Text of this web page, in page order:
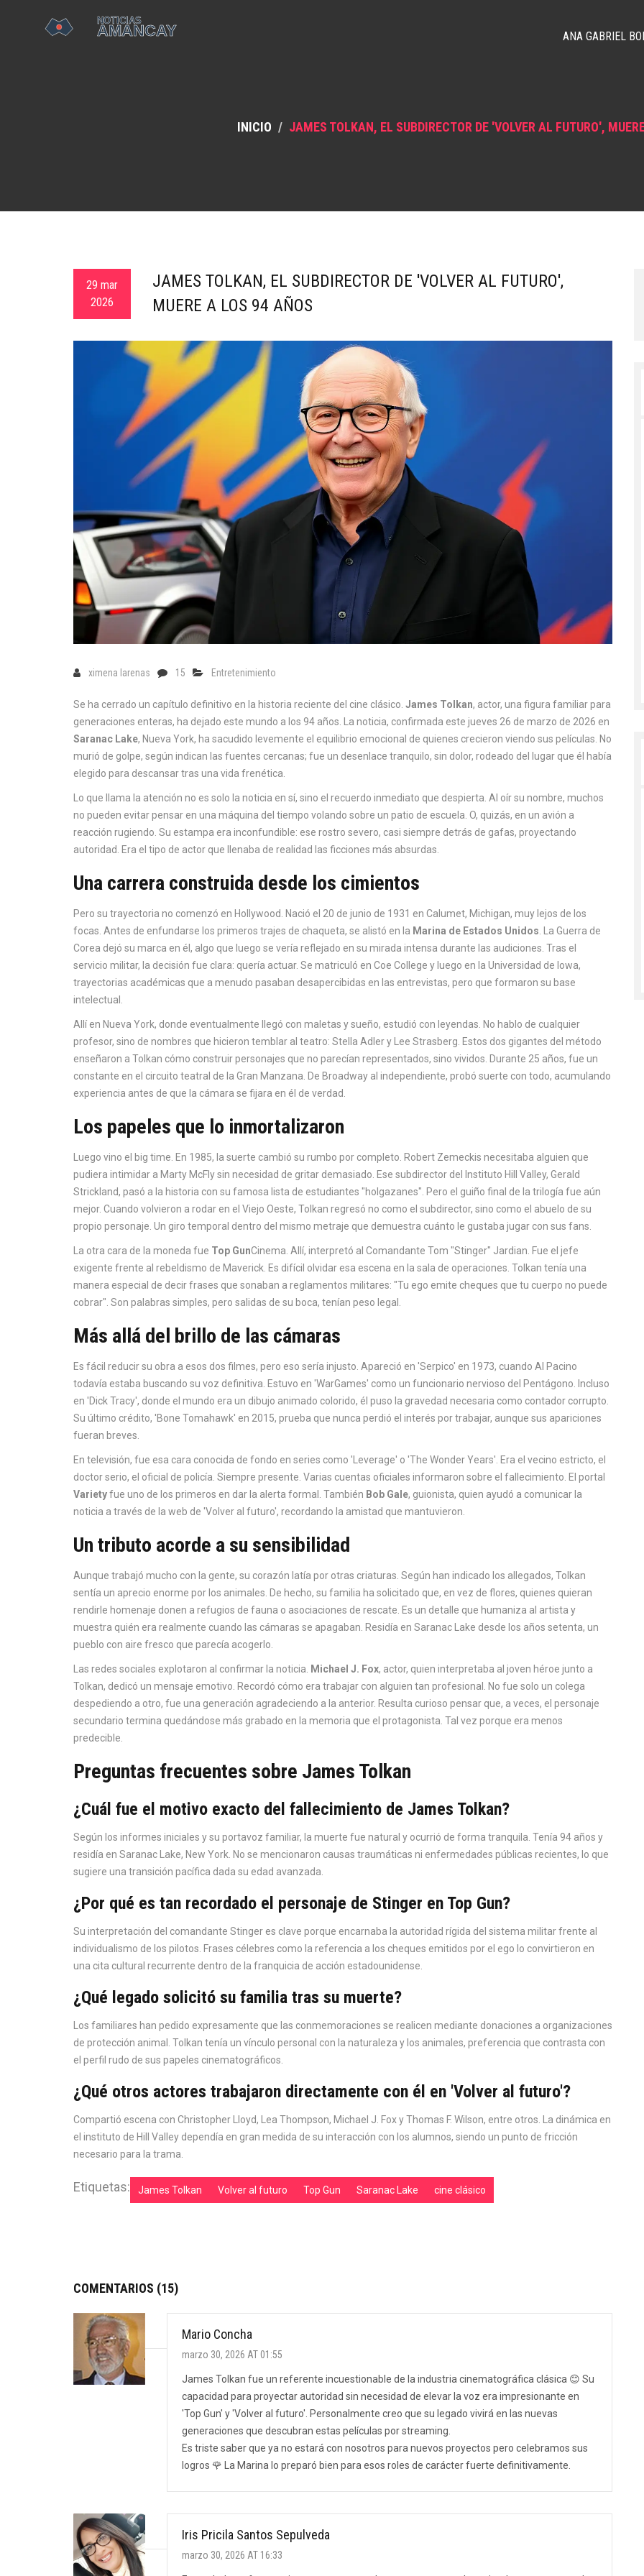
ANA GABRIEL
INICIO JAMES TOLKAN, EL SUBDIRECTOR DE 'VOLVER AL FUTURO',
29 mar
2026
JAMES TOLKAN, EL SUBDIRECTOR DE 'VOLVER AL FUTURO',
MUERE A LOS 94 AÑOS
ximena larenas 15 Entretenimiento
Se ha cerrado un capítulo definitivo en la historia reciente del cine clásico. James Tolkan, actor, una figura familiar para
generaciones enteras, ha dejado este mundo a los 94 años. La noticia, confirmada este jueves 26 de marzo de 2026 en
Saranac Lake, Nueva York, ha sacudido levemente el equilibrio emocional de quienes crecieron viendo sus películas. No
murió de golpe, según indican las fuentes cercanas; fue un desenlace tranquilo, sin dolor, rodeado del lugar que él había
elegido para descansar tras una vida frenética.
Lo que llama la atención no es solo la noticia en sí, sino el recuerdo inmediato que despierta. Al oír su nombre, muchos
no pueden evitar pensar en una máquina del tiempo volando sobre un patio de escuela. O, quizás, en un avión a
reacción rugiendo. Su estampa era inconfundible: ese rostro severo, casi siempre detrás de gafas, proyectando
autoridad. Era el tipo de actor que llenaba de realidad las ficciones más absurdas.
Una carrera construida desde los cimientos
Pero su trayectoria no comenzó en Hollywood. Nació el 20 de junio de 1931 en Calumet, Michigan, muy lejos de los
focas. Antes de enfundarse los primeros trajes de chaqueta, se alistó en la Marina de Estados Unidos . La Guerra de
Corea dejó su marca en él, algo que luego se vería reflejado en su mirada intensa durante las audiciones. Tras el
servicio militar, la decisión fue clara: quería actuar. Se matriculó en Coe College y luego en la Universidad de Iowa,
trayectorias académicas que a menudo pasaban desapercibidas en las entrevistas, pero que formaron su base
intelectual.
Allí en Nueva York, donde eventualmente llegó con maletas y sueño, estudió con leyendas. No hablo de cualquier
profesor, sino de nombres que hicieron temblar al teatro: Stella Adler y Lee Strasberg. Estos dos gigantes del método
enseñaron a Tolkan cómo construir personajes que no parecían representados, sino vividos. Durante 25 años, fue un
constante en el circuito teatral de la Gran Manzana. De Broadway al independiente, probó suerte con todo, acumulando
experiencia antes de que la cámara se fijara en él de verdad.
Los papeles que lo inmortalizaron
Luego vino el big time. En 1985, la suerte cambió su rumbo por completo. Robert Zemeckis necesitaba alguien que
pudiera intimidar a Marty McFly sin necesidad de gritar demasiado. Ese subdirector del Instituto Hill Valley, Gerald
Strickland, pasó a la historia con su famosa lista de estudiantes "holgazanes". Pero el guiño final de la trilogía fue aún
mejor. Cuando volvieron a rodar en el Viejo Oeste, Tolkan regresó no como el subdirector, sino como el abuelo de su
propio personaje. Un giro temporal dentro del mismo metraje que demuestra cuánto le gustaba jugar con sus fans.
La otra cara de la moneda fue Top GunCinema . Allí, interpretó al Comandante Tom "Stinger" Jardian. Fue el jefe
exigente frente al rebeldismo de Maverick. Es difícil olvidar esa escena en la sala de operaciones. Tolkan tenía una
manera especial de decir frases que sonaban a reglamentos militares: "Tu ego emite cheques que tu cuerpo no puede
cobrar". Son palabras simples, pero salidas de su boca, tenían peso legal.
Más allá del brillo de las cámaras
Es fácil reducir su obra a esos dos filmes, pero eso sería injusto. Apareció en 'Serpico' en 1973, cuando Al Pacino
todavía estaba buscando su voz definitiva. Estuvo en 'WarGames' como un funcionario nervioso del Pentágono. Incluso
en 'Dick Tracy', donde el mundo era un dibujo animado colorido, él puso la gravedad necesaria como contador corrupto.
Su último crédito, 'Bone Tomahawk' en 2015, prueba que nunca perdió el interés por trabajar, aunque sus apariciones
fueran breves.
En televisión, fue esa cara conocida de fondo en series como 'Leverage' o 'The Wonder Years'. Era el vecino estricto, el
doctor serio, el oficial de policía. Siempre presente. Varias cuentas oficiales informaron sobre el fallecimiento. El portal
Varietyfue uno de los primeros en dar la alerta formal. También Bob Gale, guionista, quien ayudó a comunicar la
noticia a través de la web de 'Volver al futuro', recordando la amistad que mantuvieron.
Un tributo acorde a su sensibilidad
Aunque trabajó mucho con la gente, su corazón latía por otras criaturas. Según han indicado los allegados, Tolkan
sentía un aprecio enorme por los animales. De hecho, su familia ha solicitado que, en vez de flores, quienes quieran
rendirle homenaje donen a refugios de fauna o asociaciones de rescate. Es un detalle que humaniza al artista y
muestra quién era realmente cuando las cámaras se apagaban. Residía en Saranac Lake desde los años setenta, un
pueblo con aire fresco que parecía acogerlo.
Las redes sociales explotaron al confirmar la noticia. Michael J. Fox, actor, quien interpretaba al joven héroe junto a
Tolkan, dedicó un mensaje emotivo. Recordó cómo era trabajar con alguien tan profesional. No fue solo un colega
despediendo a otro, fue una generación agradeciendo a la anterior. Resulta curioso pensar que, a veces, el personaje
secundario termina quedándose más grabado en la memoria que el protagonista. Tal vez porque era menos
predecible.
Preguntas frecuentes sobre James Tolkan
¿Cuál fue el motivo exacto del fallecimiento de James Tolkan?
Según los informes iniciales y su portavoz familiar, la muerte fue natural y ocurrió de forma tranquila. Tenía 94 años y
residía en Saranac Lake, New York. No se mencionaron causas traumáticas ni enfermedades públicas recientes, lo que
sugiere una transición pacífica dada su edad avanzada.
¿Por qué es tan recordado el personaje de Stinger en Top Gun?
Su interpretación del comandante Stinger es clave porque encarnaba la autoridad rígida del sistema militar frente al
individualismo de los pilotos. Frases célebres como la referencia a los cheques emitidos por el ego lo convirtieron en
una cita cultural recurrente dentro de la franquicia de acción estadounidense.
¿Qué legado solicitó su familia tras su muerte?
Los familiares han pedido expresamente que las conmemoraciones se realicen mediante donaciones a organizaciones
de protección animal. Tolkan tenía un vínculo personal con la naturaleza y los animales, preferencia que contrasta con
el perfil rudo de sus papeles cinematográficos.
¿Qué otros actores trabajaron directamente con él en 'Volver al futuro'?
Compartió escena con Christopher Lloyd, Lea Thompson, Michael J. Fox y Thomas F. Wilson, entre otros. La dinámica en
el instituto de Hill Valley dependía en gran medida de su interacción con los alumnos, siendo un punto de fricción
necesario para la trama.
Etiquetas: James Tolkan Volver al futuro Top Gun Saranac Lake cine clásico
COMENTARIOS (15)
Mario Concha
marzo 30, 2026 AT 01:55
James Tolkan fue un referente incuestionable de la industria cinematográfica clásica 😊 Su
capacidad para proyectar autoridad sin necesidad de elevar la voz era impresionante en
'Top Gun' y 'Volver al futuro'. Personalmente creo que su legado vivirá en las nuevas
generaciones que descubran estas películas por streaming.
Es triste saber que ya no estará con nosotros para nuevos proyectos pero celebramos sus
logros 🌹 La Marina lo preparó bien para esos roles de carácter fuerte definitivamente.
Iris Pricila Santos Sepulveda
marzo 30, 2026 AT 16:33